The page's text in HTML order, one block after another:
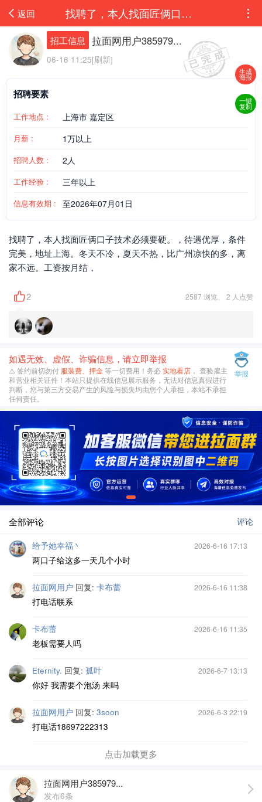
生成
海报
一键
复制
返回 找聘了，本人找面匠俩口子技术必须要硬。，待遇优厚，条件完美，地址上海。冬天不冷，...
招工信息 拉面网用户385979...
06-16 11:25[刷新]
招聘要素
工作地点 : 上海市 嘉定区
月薪 : 1万以上
招聘人数 : 2人
工作经验 : 三年以上
信息有效期 : 至2026年07月01日
找聘了，本人找面匠俩口子技术必须要硬。，待遇优厚，条件
完美，地址上海。冬天不冷，夏天不热，比广州凉快的多，离
家不远。工资按月结，
2 2587 浏览、 2 人点赞
如遇无效、虚假、诈骗信息，请立即举报
⚠️ 签约前切勿付 服装费、押金等一切费用！务必实地看店 ， 查验雇主
和营业相关证件！本站只提供在线信息展示服务，无法对信息真假进行
判断，您与第三方交易产生的风险与损失均由您个人承担，本站不承担
任何责任。
举报
全部评论 评论
给予她幸福丶 2026-6-16 17:13
两口子给这多一天几个小时
拉面网用户 回复: 卡布蕾 2026-6-16 11:38
打电话联系
卡布蕾 2026-6-16 11:35
老板需要人吗
Eternity. 回复: 孤叶 2026-6-7 13:13
你好 我需要个泡汤 来吗
拉面网用户 回复: 3soon 2026-6-3 22:19
打电话18697222313
点击加载更多
拉面网用户385979...
发布6条